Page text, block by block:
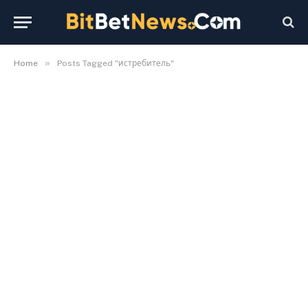
Home » Posts Tagged "истребитель"